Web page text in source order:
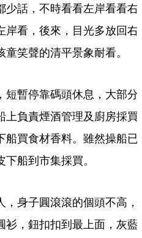
少話，不時看看左岸看看右
岸看，後來，目光多放回右
笑聲的清平景象耐看。
短暫停靠碼頭休息，大部分
上負責煙酒管理及廚房採買
船買食材香料。雖然操船已
船到市集採買。
，身子圓滾滾的個頭不高，
衫，鈕扣扣到最上面，灰藍